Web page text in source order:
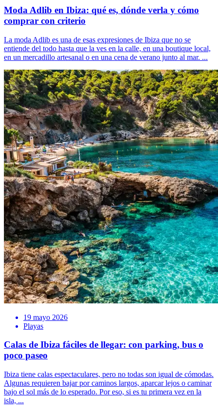
Moda Adlib en Ibiza: qué es, dónde verla y cómo
comprar con criterio
La moda Adlib es una de esas expresiones de Ibiza que no se
entiende del todo hasta que la ves en la calle, en una boutique local,
en un mercadillo artesanal o en una cena de verano junto al mar. ...
19 mayo 2026
Playas
Calas de Ibiza fáciles de llegar: con parking, bus o
poco paseo
Ibiza tiene calas espectaculares, pero no todas son igual de cómodas.
Algunas requieren bajar por caminos largos, aparcar lejos o caminar
bajo el sol más de lo esperado. Por eso, si es tu primera vez en la
isla, ...